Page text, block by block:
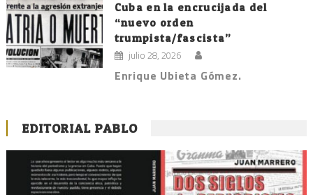
Cuba en la encrucijada del
“nuevo orden
trumpista/fascista”
julio 28, 2026
Enrique Ubieta Gómez.
EDITORIAL PABLO